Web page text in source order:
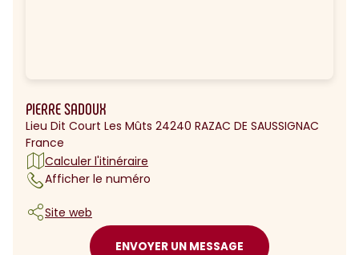
PIERRE SADOUX
Lieu Dit Court Les Mûts 24240 RAZAC DE SAUSSIGNAC
France
Calculer l'itinéraire
Afficher le numéro
Site web
ENVOYER UN MESSAGE